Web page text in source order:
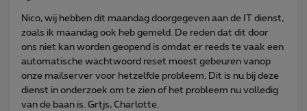
Nico, wij hebben dit maandag doorgegeven aan de IT dienst,
zoals ik maandag ook heb gemeld. De reden dat dit door
ons niet kan worden geopend is omdat er reeds te vaak een
automatische wachtwoord reset moest gebeuren vanop
onze mailserver voor hetzelfde probleem. Dit is nu bij deze
dienst in onderzoek om te zien of het probleem nu volledig
van de baan is. Grtjs, Charlotte.